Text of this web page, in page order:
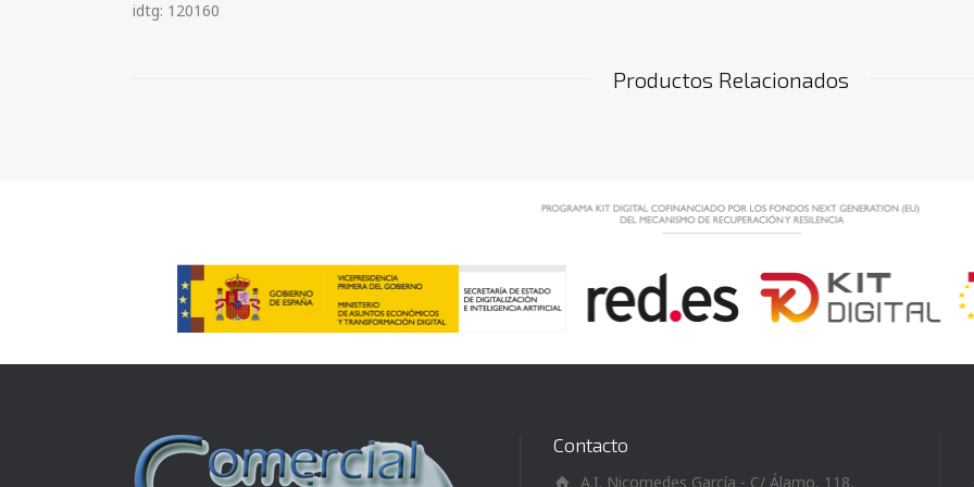
idtg: 120160
Productos Relacionados
Contacto
A.I. Nicomedes García - C/ Álamo, 118,